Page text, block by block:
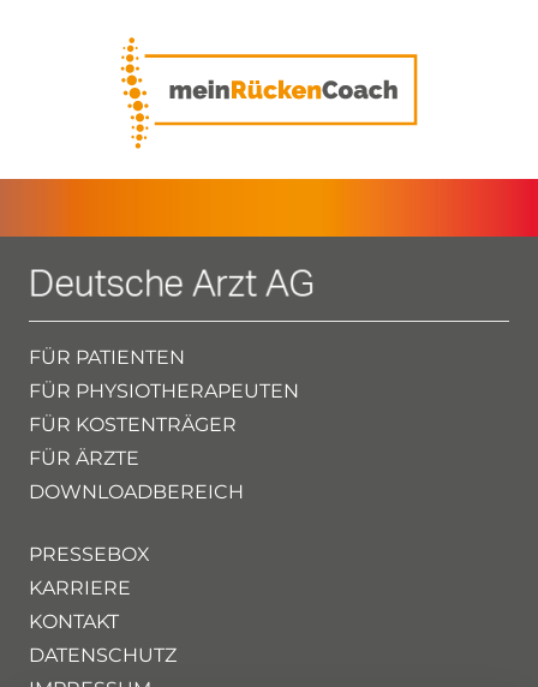
FÜR PATIENTEN
FÜR PHYSIOTHERAPEUTEN
FÜR KOSTENTRÄGER
FÜR ÄRZTE
DOWNLOADBEREICH
PRESSEBOX
KARRIERE
KONTAKT
DATENSCHUTZ